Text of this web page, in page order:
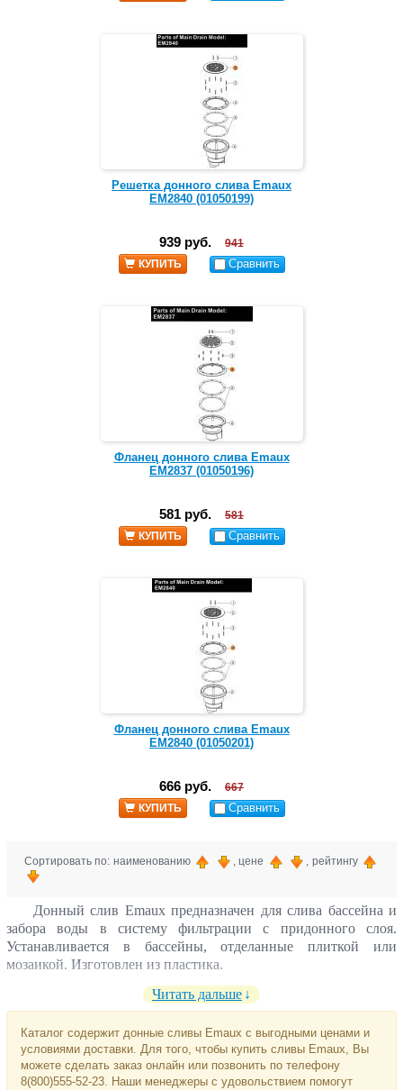
Решетка донного слива Emaux
EM2840 (01050199)
939 руб.
941
КУПИТЬ
Сравнить
Фланец донного слива Emaux
EM2837 (01050196)
581 руб.
581
КУПИТЬ
Сравнить
Фланец донного слива Emaux
EM2840 (01050201)
666 руб.
667
КУПИТЬ
Сравнить
Сортировать по: наименованию , цене , рейтингу
Донный слив Emaux предназначен для слива бассейна и
забора воды в систему фильтрации с придонного слоя.
Устанавливается в бассейны, отделанные плиткой или
мозаикой. Изготовлен из пластика.
Монтируется пристроительстве бассейна под ключ
Читать дальше
Каталог содержит донные сливы Emaux с выгодными ценами и
условиями доставки. Для того, чтобы купить сливы Emaux, Вы
можете сделать заказ онлайн или позвонить по телефону
8(800)555-52-23. Наши менеджеры с удовольствием помогут